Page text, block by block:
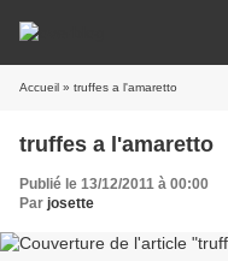
Accueil » truffes a l'amaretto
truffes a l'amaretto
Publié le 13/12/2011 à 00:00
Par josette